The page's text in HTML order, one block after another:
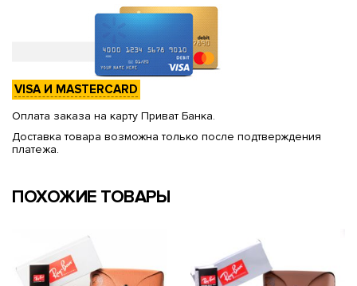
VISA И MASTERCARD
Оплата заказа на карту Приват Банка.
Доставка товара возможна только после подтверждения
платежа.
ПОХОЖИЕ ТОВАРЫ